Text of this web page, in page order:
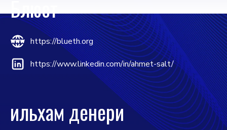
Блюет
https://blueth.org
https://www.linkedin.com/in/ahmet-salt/
ильхам денери